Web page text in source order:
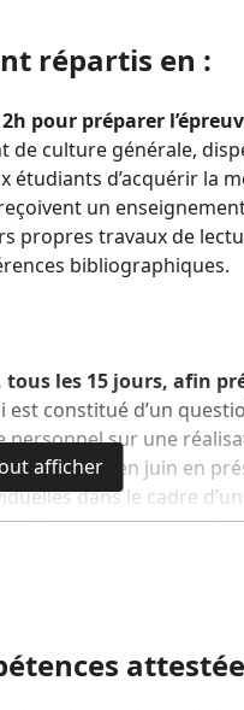
de notes du
1 et 2 de licence) +
sur la fiche formation en
lors des
des épreuves afin de
inscriptions.
répartis en :
pour préparer
de culture générale,
étudiants d’acquérir la
un
propres travaux de
bibliographiques.
tous les 15 jours, afin
est constitué d’un
sur une
en mai et en juin en
dans le cadre
d’expérimenter des
à un grand
afficher